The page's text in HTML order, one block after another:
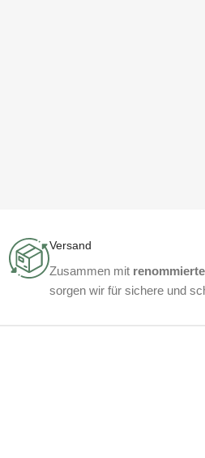
Versand
Zusammen mit
sorgen wir für sichere und